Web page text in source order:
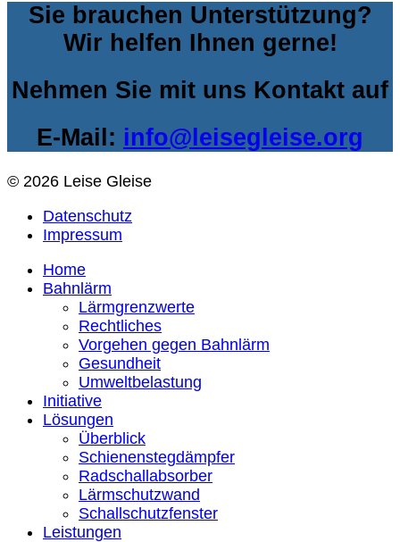
Sie brauchen Unterstützung?
Wir helfen Ihnen gerne!
Nehmen Sie mit uns Kontakt auf
E-Mail: info@leisegleise.org
© 2026 Leise Gleise
Datenschutz
Impressum
Home
Bahnlärm
Lärmgrenzwerte
Rechtliches
Vorgehen gegen Bahnlärm
Gesundheit
Umweltbelastung
Initiative
Lösungen
Überblick
Schienenstegdämpfer
Radschallabsorber
Lärmschutzwand
Schallschutzfenster
Leistungen